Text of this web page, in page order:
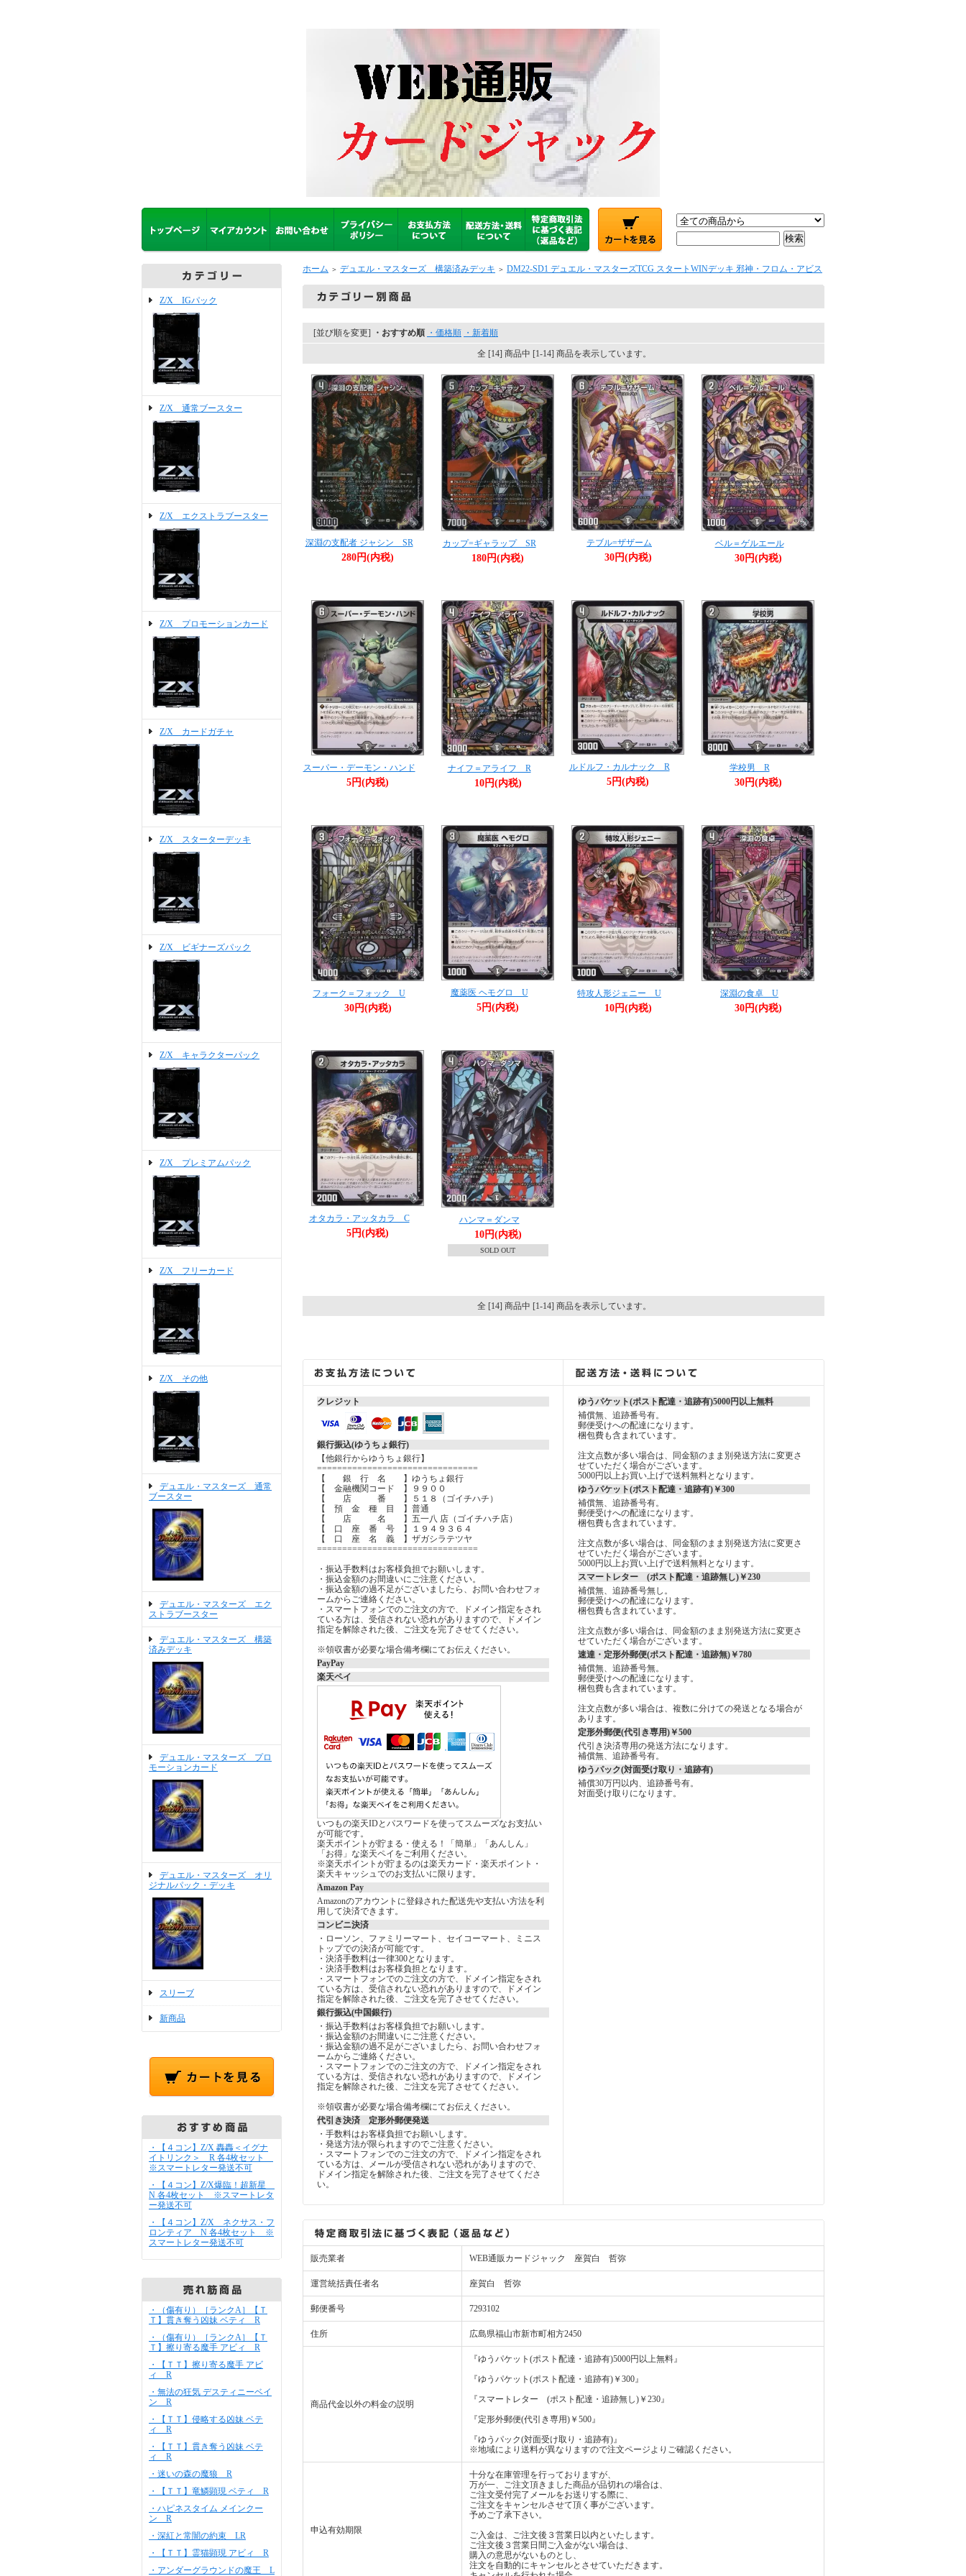
Z/X IGパック
Z/X 通常ブースター
Z/X エクストラブースター
Z/X プロモーションカード
Z/X カードガチャ
Z/X スターターデッキ
Z/X ビギナーズパック
Z/X キャラクターパック
Z/X プレミアムパック
Z/X フリーカード
Z/X その他
デュエル・マスターズ 通常
ブースター
デュエル・マスターズ エク
ストラブースター
デュエル・マスターズ 構築
済みデッキ
デュエル・マスターズ プロ
モーションカード
デュエル・マスターズ オリ
ジナルパック・デッキ
スリーブ
新商品
・【４コン】Z/X 轟轟＜イグナ
イトリンク＞ R 各4枚セット
※スマートレター発送不可
・【４コン】Z/X爆臨！超新星
N 各4枚セット ※スマートレタ
ー発送不可
・【４コン】Z/X ネクサス・フ
ロンティア N 各4枚セット ※
スマートレター発送不可
・（傷有り）［ランクA］【Ｔ
Ｔ】貫き奪う凶妹 ベティ R
・（傷有り）［ランクA］【Ｔ
Ｔ】擦り寄る魔手 アビィ R
・【ＴＴ】擦り寄る魔手 アビ
ィ R
・無法の狂気 デスティニーベイ
ン R
・【ＴＴ】侵略する凶妹 ベテ
ィ R
・【ＴＴ】貫き奪う凶妹 ベテ
ィ R
・迷いの森の魔狼 R
・【ＴＴ】竜鱗顕現 ベティ R
・ハピネスタイム メインクー
ン R
・深紅と常闇の約束 LR
・【ＴＴ】霊猫顕現 アビィ R
・アンダーグラウンドの魔王 L
ホーム ＞ デュエル・マスターズ 構築済みデッキ ＞ DM22-SD1 デュエル・マスターズTCG スタートWINデッキ 邪神・フロム・アビス
[並び順を変更] ・おすすめ順 ・価格順 ・新着順
全 [14] 商品中 [1-14] 商品を表示しています。
深淵の支配者 ジャシン SR
280円(内税)
カップ=ギャラップ SR
180円(内税)
テブル=ザザーム
30円(内税)
ベル＝ゲルエール
30円(内税)
スーパー・デーモン・ハンド
5円(内税)
ナイフ＝アライフ R
10円(内税)
ルドルフ・カルナック R
5円(内税)
学校男 R
30円(内税)
フォーク＝フォック U
30円(内税)
魔薬医 ヘモグロ U
5円(内税)
特攻人形ジェニー U
10円(内税)
深淵の食卓 U
30円(内税)
オタカラ・アッタカラ C
5円(内税)
ハンマ＝ダンマ
10円(内税)
SOLD OUT
全 [14] 商品中 [1-14] 商品を表示しています。
クレジット
銀行振込(ゆうちょ銀行)
【他銀行からゆうちょ銀行】
================================
【 銀 行 名 】ゆうちょ銀行
【 金融機関コード 】９９００
【 店 番 】５１８（ゴイチハチ）
【 預 金 種 目 】普通
【 店 名 】五一八 店（ゴイチハチ店）
【 口 座 番 号 】１９４９３６４
【 口 座 名 義 】ザガシラテツヤ
================================
・振込手数料はお客様負担でお願いします。
・振込金額のお間違いにご注意ください。
・振込金額の過不足がございましたら、お問い合わせフォ
ームからご連絡ください。
・スマートフォンでのご注文の方で、ドメイン指定をされ
ている方は、受信されない恐れがありますので、ドメイン
指定を解除された後、ご注文を完了させてください。
※領収書が必要な場合備考欄にてお伝えください。
PayPay
楽天ペイ
いつもの楽天IDとパスワードを使ってスムーズなお支払い
が可能です。
楽天ポイントが貯まる・使える！「簡単」「あんしん」
「お得」な楽天ペイをご利用ください。
※楽天ポイントが貯まるのは楽天カード・楽天ポイント・
楽天キャッシュでのお支払いに限ります。
Amazon Pay
Amazonのアカウントに登録された配送先や支払い方法を利
用して決済できます。
コンビニ決済
・ローソン、ファミリーマート、セイコーマート、ミニス
トップでの決済が可能です。
・決済手数料は一律300となります。
・決済手数料はお客様負担となります。
・スマートフォンでのご注文の方で、ドメイン指定をされ
ている方は、受信されない恐れがありますので、ドメイン
指定を解除された後、ご注文を完了させてください。
銀行振込(中国銀行)
・振込手数料はお客様負担でお願いします。
・振込金額のお間違いにご注意ください。
・振込金額の過不足がございましたら、お問い合わせフォ
ームからご連絡ください。
・スマートフォンでのご注文の方で、ドメイン指定をされ
ている方は、受信されない恐れがありますので、ドメイン
指定を解除された後、ご注文を完了させてください。
※領収書が必要な場合備考欄にてお伝えください。
代引き決済 定形外郵便発送
・手数料はお客様負担でお願いします。
・発送方法が限られますのでご注意ください。
・スマートフォンでのご注文の方で、ドメイン指定をされ
ている方は、メールが受信されない恐れがありますので、
ドメイン指定を解除された後、ご注文を完了させてくださ
い。
ゆうパケット(ポスト配達・追跡有)5000円以上無料
補償無、追跡番号有。
郵便受けへの配達になります。
梱包費も含まれています。
注文点数が多い場合は、同金額のまま別発送方法に変更さ
せていただく場合がございます。
5000円以上お買い上げで送料無料となります。
ゆうパケット(ポスト配達・追跡有)￥300
補償無、追跡番号有。
郵便受けへの配達になります。
梱包費も含まれています。
注文点数が多い場合は、同金額のまま別発送方法に変更さ
せていただく場合がございます。
5000円以上お買い上げで送料無料となります。
スマートレター (ポスト配達・追跡無し)￥230
補償無、追跡番号無し。
郵便受けへの配達になります。
梱包費も含まれています。
注文点数が多い場合は、同金額のまま別発送方法に変更さ
せていただく場合がございます。
速達・定形外郵便(ポスト配達・追跡無)￥780
補償無、追跡番号無。
郵便受けへの配達になります。
梱包費も含まれています。
注文点数が多い場合は、複数に分けての発送となる場合が
あります。
定形外郵便(代引き専用)￥500
代引き決済専用の発送方法になります。
補償無、追跡番号有。
ゆうパック(対面受け取り・追跡有)
補償30万円以内、追跡番号有。
対面受け取りになります。
販売業者 WEB通販カードジャック 座賀白 哲弥
運営統括責任者名 座賀白 哲弥
郵便番号 7293102
住所 広島県福山市新市町相方2450
商品代金以外の料金の説明
『ゆうパケット(ポスト配達・追跡有)5000円以上無料』
『ゆうパケット(ポスト配達・追跡有)￥300』
『スマートレター (ポスト配達・追跡無し)￥230』
『定形外郵便(代引き専用)￥500』
『ゆうパック(対面受け取り・追跡有)』
※地域により送料が異なりますので注文ページよりご確認ください。
申込有効期限
十分な在庫管理を行っておりますが、
万が一、ご注文頂きました商品が品切れの場合は、
ご注文受付完了メールをお送りする際に、
ご注文をキャンセルさせて頂く事がございます。
予めご了承下さい。
ご入金は、ご注文後３営業日以内といたします。
ご注文後３営業日間ご入金がない場合は、
購入の意思がないものとし、
注文を自動的にキャンセルとさせていただきます。